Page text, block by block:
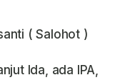
( Salohot )
Ida, ada IPA,